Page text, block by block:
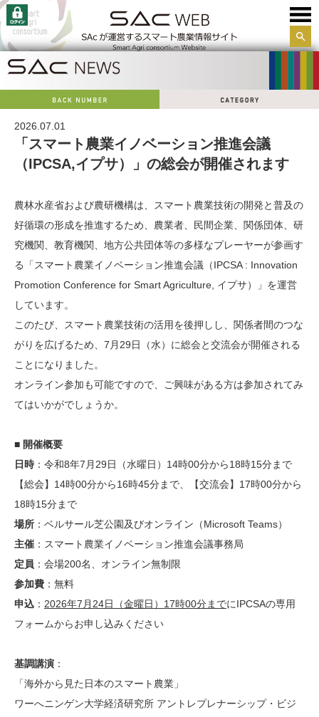
サイ
2026.07.01
「スマート農業イノベーション推進会議
（IPCSA,イプサ）」の総会が開催されます
農林水産省および農研機構は、スマート農業技術の開発と普及の
好循環の形成を推進するため、農業者、民間企業、関係団体、研
究機関、教育機関、地方公共団体等の多様なプレーヤーが参画す
る「スマート農業イノベーション推進会議（IPCSA : Innovation
Promotion Conference for Smart Agriculture, イプサ）」を運営
しています。
このたび、スマート農業技術の活用を後押しし、関係者間のつな
がりを広げるため、7月29日（水）に総会と交流会が開催される
ことになりました。
オンライン参加も可能ですので、ご興味がある方は参加されてみ
てはいかがでしょうか。
■ 開催概要
日時 ：令和8年7月29日（水曜日）14時00分から18時15分まで
【総会】14時00分から16時45分まで、【交流会】17時00分から
18時15分まで
場所 ：ベルサール芝公園及びオンライン（Microsoft Teams）
主催 ：スマート農業イノベーション推進会議事務局
定員 ：会場200名、オンライン無制限
参加費 ：無料
申込 ： 2026年7月24日（金曜日）17時00分までにIPCSAの専用
フォームからお申し込みください
基調講演 ：
「海外から見た日本のスマート農業」
ワーへニンゲン大学経済研究所 アントレプレナーシップ・ビジ